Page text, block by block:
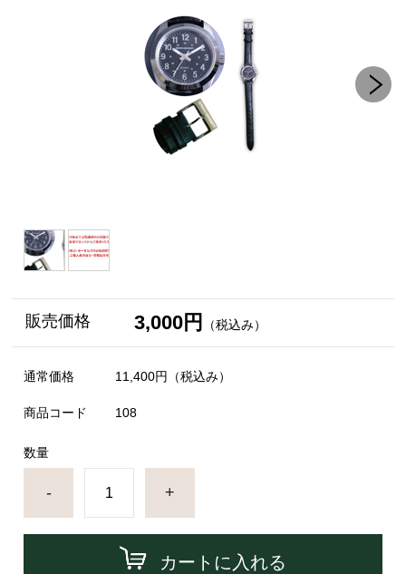
販売価格 3,000円 （税込み）
通常価格 11,400円 （税込み）
商品コード 108
数量
- +
カートに入れる